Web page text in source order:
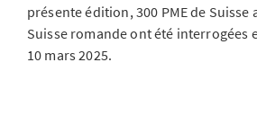
présente édition, 300 PME de Suisse
Suisse romande ont été interrogées
10 mars 2025.